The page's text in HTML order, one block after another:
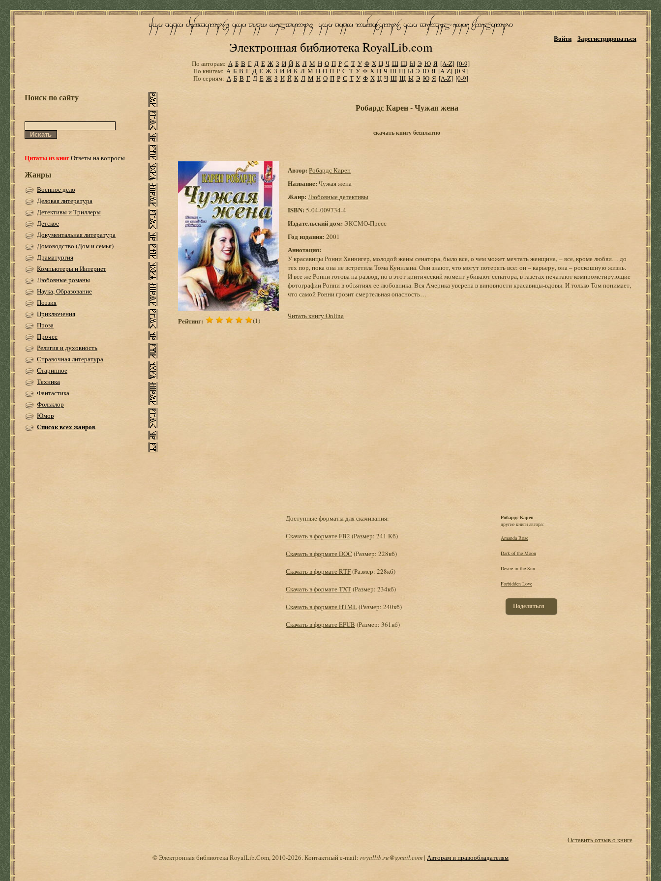
Электронная библиотека RoyalLib.com
Войти Зарегистрироваться
По авторам: А Б В Г Д Е Ж З И Й К Л М Н О П Р С Т У Ф Х Ц Ч Ш Щ Ы Э Ю Я [A-Z] [0-9]
По книгам: А Б В Г Д Е Ж З И Й К Л М Н О П Р С Т У Ф Х Ц Ч Ш Щ Ы Э Ю Я [A-Z] [0-9]
По сериям: А Б В Г Д Е Ж З И Й К Л М Н О П Р С Т У Ф Х Ц Ч Ш Щ Ы Э Ю Я [A-Z] [0-9]
Поиск по сайту
Цитаты из книгОтветы на вопросы
Жанры
Военное дело
Деловая литература
Детективы и Триллеры
Детское
Документальная литература
Домоводство (Дом и семья)
Драматургия
Компьютеры и Интернет
Любовные романы
Наука, Образование
Поэзия
Приключения
Проза
Прочее
Религия и духовность
Справочная литература
Старинное
Техника
Фантастика
Фольклор
Юмор
Список всех жанров
Робардс Карен - Чужая жена
скачать книгу бесплатно
Рейтинг: (1)
Автор: Робардс Карен
Название: Чужая жена
Жанр: Любовные детективы
ISBN: 5-04-009734-4
Издательский дом: ЭКСМО-Пресс
Год издания: 2001
Аннотация:
У красавицы Ронни Ханнигер, молодой жены сенатора, было все, о чем может мечтать женщина, – все, кроме любви… до
тех пор, пока она не встретила Тома Куинлана. Они знают, что могут потерять все: он – карьеру, она – роскошную жизнь.
И все же Ронни готова на развод, но в этот критический момент убивают сенатора, в газетах печатают компрометирующие
фотографии Ронни в объятиях ее любовника. Вся Америка уверена в виновности красавицы-вдовы. И только Том понимает,
что самой Ронни грозит смертельная опасность…
Читать книгу Online
Доступные форматы для скачивания:
Скачать в формате FB2 (Размер: 241 Кб)
Скачать в формате DOC (Размер: 228кб)
Скачать в формате RTF(Размер: 228кб)
Скачать в формате TXT(Размер: 234кб)
Скачать в формате HTML(Размер: 240кб)
Скачать в формате EPUB (Размер: 361кб)
Робардс Карен
другие книги автора:
Amanda Rose
Dark of the Moon
Desire in the Sun
Forbidden Love
Поделиться
Оставить отзыв о книге
© Электронная библиотека RoyalLib.Com, 2010-2026. Контактный e-mail: royallib.ru@gmail.com| Авторам и правообладателям